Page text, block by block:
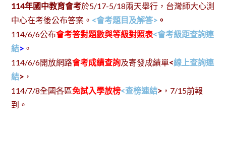
114年國中教育會考於5/17-5/18兩天舉行，台灣師大心測
中心在考後公布答案。 <會考題目及解答> 。
114/6/6公布會考答對題數與等級對照表<會考級距查詢連
結> 。
114/6/6開放網路會考成績查詢及寄發成績單<線上查詢連
結> ，
114/7/8全國各區免試入學放榜<查榜連結> ，7/15前報
到。